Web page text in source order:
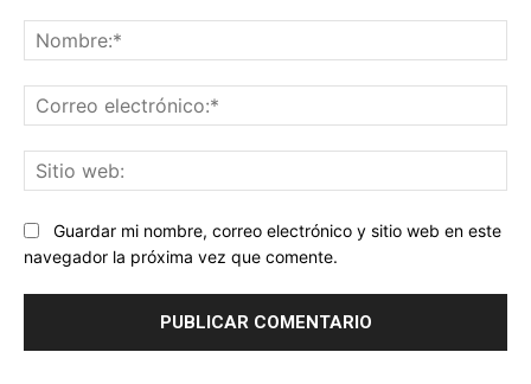
Guardar mi nombre, correo electrónico y sitio web en este
navegador la próxima vez que comente.